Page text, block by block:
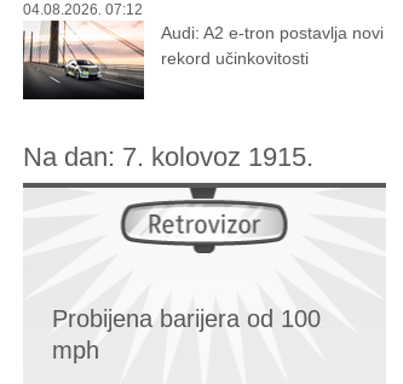
04.08.2026. 07:12
Audi: A2 e-tron postavlja novi
rekord učinkovitosti
Na dan: 7. kolovoz 1915.
Probijena barijera od 100
mph